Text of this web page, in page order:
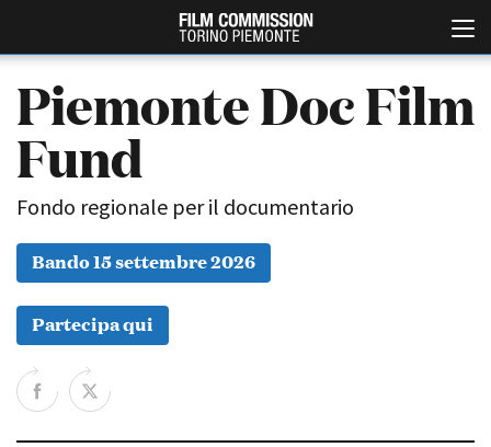
Chi siamo
Storia della Fondazione
Piemonte Doc Film
Fund
Fondo regionale per il documentario
Bando 15 settembre 2026
Partecipa qui